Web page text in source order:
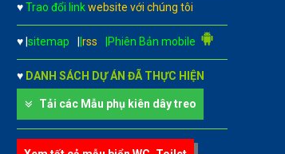
♥Trao đổi linkwebsite với chúng tôi
♥ sitemap rss |Phiên Bản mobile
♥ DANH SÁCH DỰ ÁN ĐÃ THỰC HIỆN
Tải các Mẫu phụ kiên dây treo